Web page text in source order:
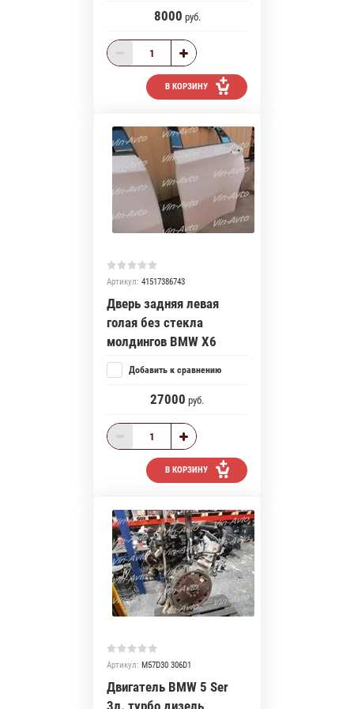
8000 руб.
В КОРЗИНУ
Артикул: 41517386743
Дверь задняя левая
голая без стекла
молдингов BMW X6
Добавить к сравнению
27000 руб.
В КОРЗИНУ
Артикул: M57D30 306D1
Двигатель BMW 5 Ser